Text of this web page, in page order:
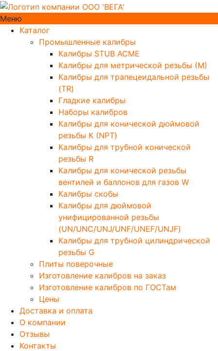
Меню
Каталог
Промышленные калибры
Калибры STUB ACME
Калибры для метрической резьбы (М)
Калибры для трапецеидальной резьбы
(TR)
Гладкие калибры
Наборы калибров
Калибры для конической дюймовой
резьбы К (NPT)
Калибры для трубной конической
резьбы R
Калибры для конической резьбы
вентилей и баллонов для газов W
Калибры скобы
Калибры для дюймовой
унифицированной резьбы
(UN/UNC/UNJ/UNF/UNEF/UNJF)
Калибры для трубной цилиндрической
резьбы G
Плиты поверочные
Изготовление калибров на заказ
Изготовление калибров по ГОСТам
Цены
Доставка и оплата
О компании
Отзывы
Контакты